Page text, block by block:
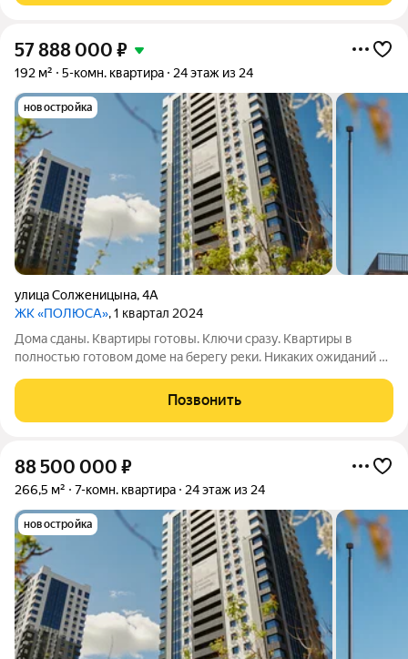
57 888 000 ₽
192 м² 5-комн. квартира 24 этаж из 24
новостройка
улица Солженицына,4А
ЖК «ПОЛЮСА», 1 квартал 2024
Дома сданы. Квартиры готовы. Ключи сразу. Квартиры в
полностью готовом доме на берегу реки. Никаких ожиданий и
А сквозной подъезд выводит прямо на набережную для
утренних пробежек и вечерних
Позвонить
88 500 000 ₽
266,5 м² 7-комн. квартира 24 этаж из 24
новостройка